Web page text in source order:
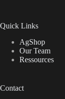
Quick Links
AgShop
Our Team
Ressources
Contact